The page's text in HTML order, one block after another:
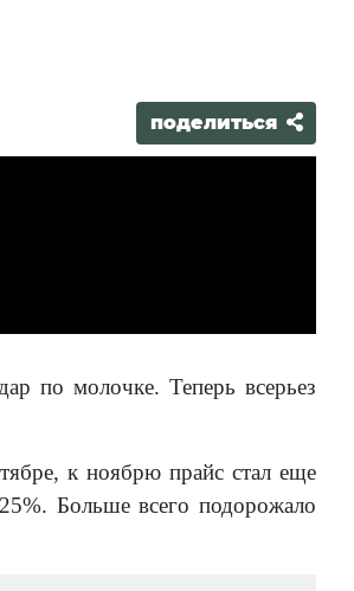
поделиться
по молочке. Теперь всерьез
к ноябрю прайс стал еще
Больше всего подорожало